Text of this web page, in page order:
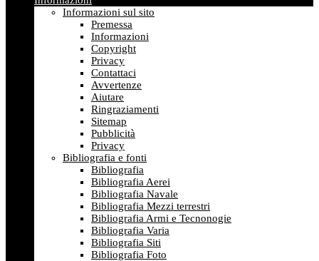
Informazioni sul sito
Premessa
Informazioni
Copyright
Privacy
Contattaci
Avvertenze
Aiutare
Ringraziamenti
Sitemap
Pubblicità
Privacy
Bibliografia e fonti
Bibliografia
Bibliografia Aerei
Bibliografia Navale
Bibliografia Mezzi terrestri
Bibliografia Armi e Tecnonogie
Bibliografia Varia
Bibliografia Siti
Bibliografia Foto